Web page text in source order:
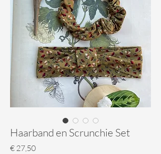
Haarband en Scrunchie Set
€ 27,50Prijs